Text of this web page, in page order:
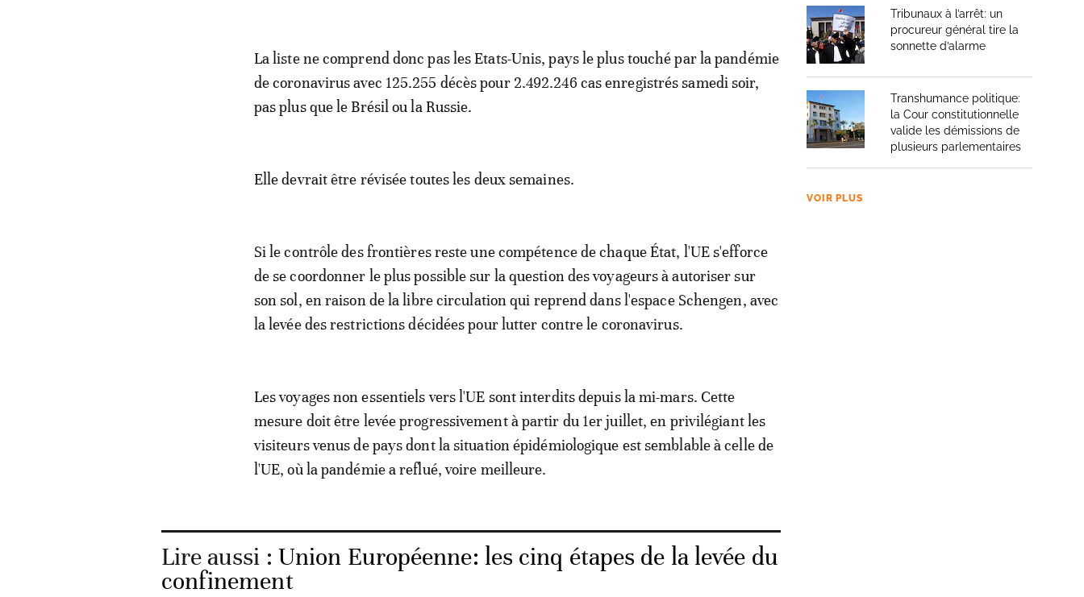
La liste ne comprend donc pas les Etats-Unis, pays le plus touché par la pandémie
de coronavirus avec 125.255 décès pour 2.492.246 cas enregistrés samedi soir,
pas plus que le Brésil ou la Russie.
Elle devrait être révisée toutes les deux semaines.
Si le contrôle des frontières reste une compétence de chaque État, l'UE s'efforce
de se coordonner le plus possible sur la question des voyageurs à autoriser sur
son sol, en raison de la libre circulation qui reprend dans l'espace Schengen, avec
la levée des restrictions décidées pour lutter contre le coronavirus.
Les voyages non essentiels vers l'UE sont interdits depuis la mi-mars. Cette
mesure doit être levée progressivement à partir du 1er juillet, en privilégiant les
visiteurs venus de pays dont la situation épidémiologique est semblable à celle de
l'UE, où la pandémie a reflué, voire meilleure.
Lire aussi : Union Européenne: les cinq étapes de la levée du
confinement
Tribunaux à l’arrêt: un
procureur général tire la
sonnette d’alarme
Transhumance politique:
la Cour constitutionnelle
valide les démissions de
plusieurs parlementaires
VOIR PLUS